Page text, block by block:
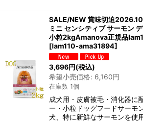
SALE/NEW 賞味切迫
ミニ センシティブ サーモン
小粒2kgAmanova正規品
[lam110-ama31894]
3,696円(税込)
希望小売価格: 6,160円
在庫数 1個
成犬用・皮膚被毛・消化器に
ー・小粒ドッグフードサーモ
犬、特に新鮮なサーモンを使